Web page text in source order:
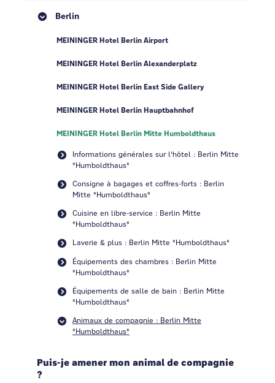
Berlin
MEININGER Hotel Berlin Airport
MEININGER Hotel Berlin Alexanderplatz
MEININGER Hotel Berlin East Side Gallery
MEININGER Hotel Berlin Hauptbahnhof
MEININGER Hotel Berlin Mitte Humboldthaus
Informations générales sur l'hôtel : Berlin Mitte
"Humboldthaus"
Consigne à bagages et coffres-forts : Berlin
Mitte "Humboldthaus"
Cuisine en libre-service : Berlin Mitte
"Humboldthaus"
Laverie & plus : Berlin Mitte "Humboldthaus"
Équipements des chambres : Berlin Mitte
"Humboldthaus"
Équipements de salle de bain : Berlin Mitte
"Humboldthaus"
Animaux de compagnie : Berlin Mitte
"Humboldthaus"
Puis-je amener mon animal de compagnie
?